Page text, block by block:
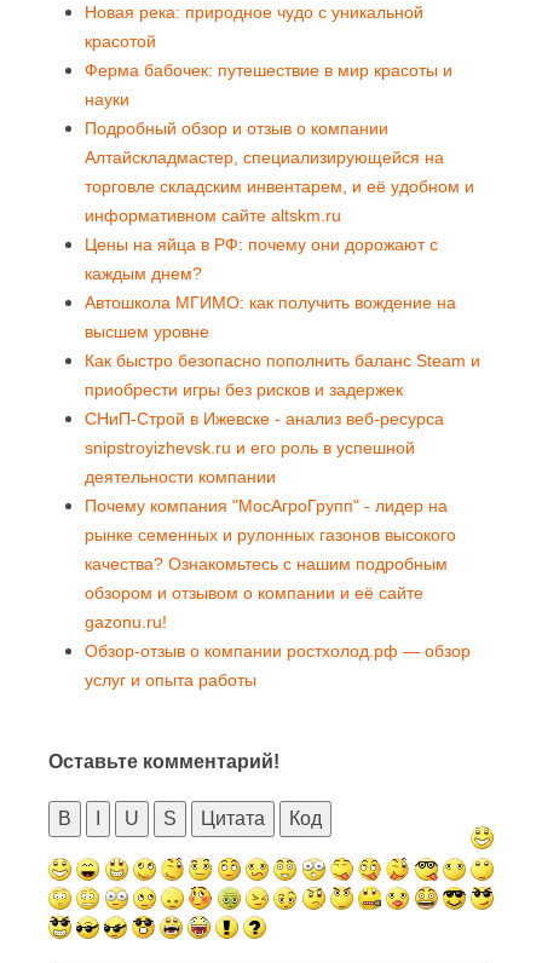
Новая река: природное чудо с уникальной
красотой
Ферма бабочек: путешествие в мир красоты и
науки
Подробный обзор и отзыв о компании
Алтайскладмастер, специализирующейся на
торговле складским инвентарем, и её удобном и
информативном сайте altskm.ru
Цены на яйца в РФ: почему они дорожают с
каждым днем?
Автошкола МГИМО: как получить вождение на
высшем уровне
Как быстро безопасно пополнить баланс Steam и
приобрести игры без рисков и задержек
СНиП-Строй в Ижевске - анализ веб-ресурса
snipstroyizhevsk.ru и его роль в успешной
деятельности компании
Почему компания "МосАгроГрупп" - лидер на
рынке семенных и рулонных газонов высокого
качества? Ознакомьтесь с нашим подробным
обзором и отзывом о компании и её сайте
gazonu.ru!
Обзор-отзыв о компании ростхолод.рф — обзор
услуг и опыта работы
Оставьте комментарий!
B U S Цитата Код